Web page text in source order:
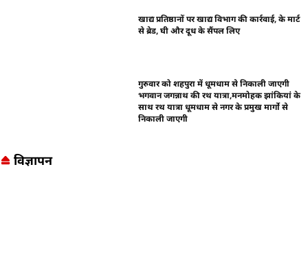
खाद्य प्रतिष्ठानों पर खाद्य विभाग की कार्रवाई, के मार्ट
से ब्रेड, घी और दूध के सैंपल लिए
गुरुवार को शहपुरा में धूमधाम से निकाली जाएगी
भगवान जगन्नाथ की रथ यात्रा,मनमोहक झांकियां के
साथ रथ यात्रा धूमधाम से नगर के प्रमुख मार्गो से
निकाली जाएगी
विज्ञापन